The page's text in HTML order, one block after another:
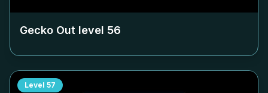
Gecko Out level 56
Level 57